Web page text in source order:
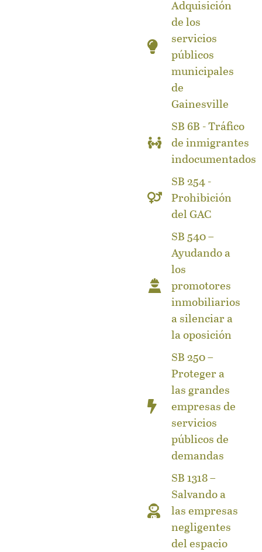
Adquisición
de los
servicios
públicos
municipales
de
Gainesville
SB 6B - Tráfico
de inmigrantes
indocumentados
SB 254 -
Prohibición
del GAC
SB 540 –
Ayudando a
los
promotores
inmobiliarios
a silenciar a
la oposición
SB 250 –
Proteger a
las grandes
empresas de
servicios
públicos de
demandas
SB 1318 –
Salvando a
las empresas
negligentes
del espacio